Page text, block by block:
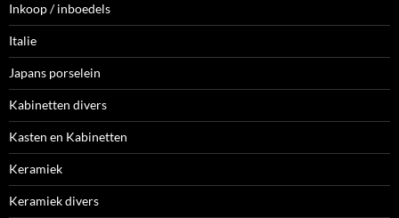
Inkoop / inboedels
Italie
Japans porselein
Kabinetten divers
Kasten en Kabinetten
Keramiek
Keramiek divers